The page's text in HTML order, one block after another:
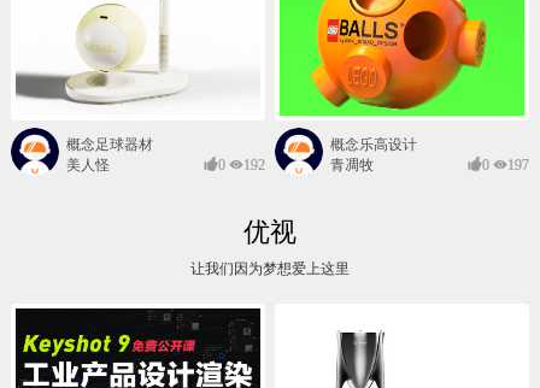
概念足球器材
美人怪
0 192
概念乐高设计
青凋牧
0 197
优视
让我们因为梦想爱上这里